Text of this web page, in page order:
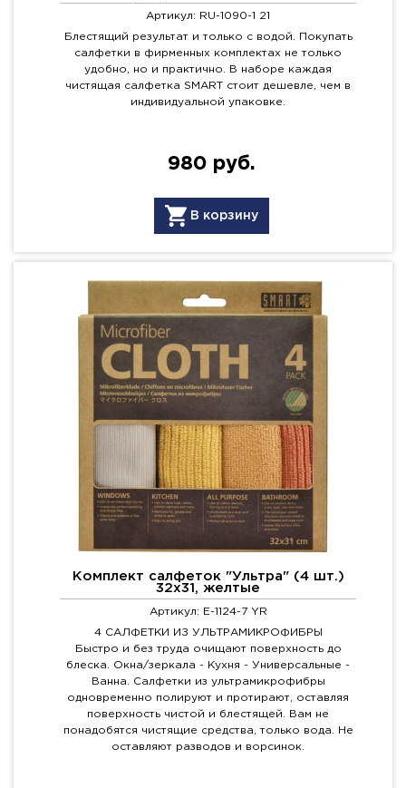
Артикул: RU-1090-1 21
Блестящий результат и только с водой. Покупать
салфетки в фирменных комплектах не только
удобно, но и практично. В наборе каждая
чистящая салфетка SMART стоит дешевле, чем в
индивидуальной упаковке.
980 руб.
В корзину
Комплект салфеток "Ультра" (4 шт.)
32х31, желтые
Артикул: E-1124-7 YR
4 САЛФЕТКИ ИЗ УЛЬТРАМИКРОФИБРЫ
Быстро и без труда очищают поверхность до
блеска. Окна/зеркала - Кухня - Универсальные -
Ванна. Салфетки из ультрамикрофибры
одновременно полируют и протирают, оставляя
поверхность чистой и блестящей. Вам не
понадобятся чистящие средства, только вода. Не
оставляют разводов и ворсинок.